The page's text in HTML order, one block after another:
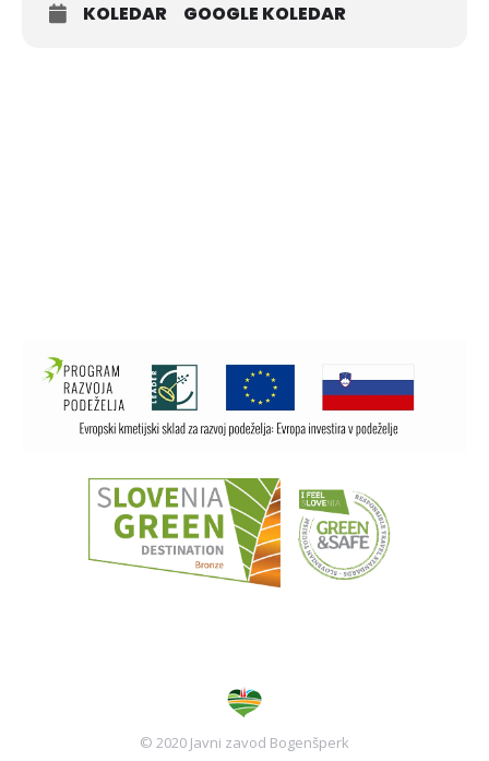
KOLEDAR GOOGLE KOLEDAR
© 2020 Javni zavod Bogenšperk